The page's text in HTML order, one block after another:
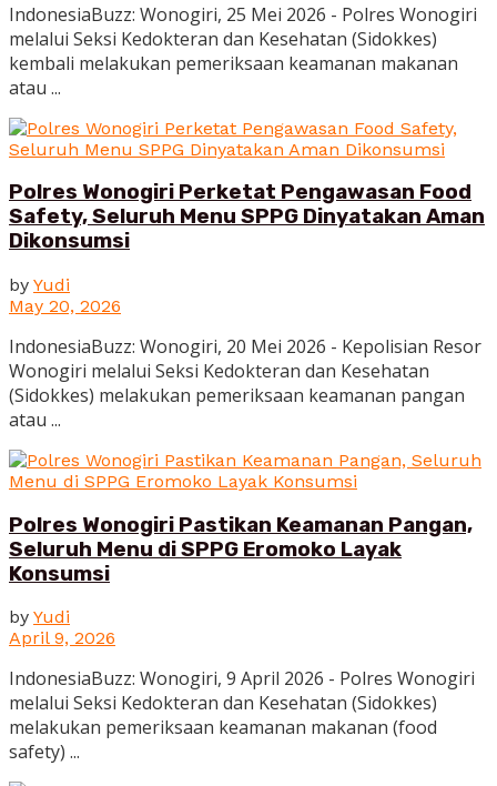
IndonesiaBuzz: Wonogiri, 25 Mei 2026 - Polres Wonogiri
melalui Seksi Kedokteran dan Kesehatan (Sidokkes)
kembali melakukan pemeriksaan keamanan makanan
atau ...
Polres Wonogiri Perketat Pengawasan Food
Safety, Seluruh Menu SPPG Dinyatakan Aman
Dikonsumsi
by Yudi
May 20, 2026
IndonesiaBuzz: Wonogiri, 20 Mei 2026 - Kepolisian Resor
Wonogiri melalui Seksi Kedokteran dan Kesehatan
(Sidokkes) melakukan pemeriksaan keamanan pangan
atau ...
Polres Wonogiri Pastikan Keamanan Pangan,
Seluruh Menu di SPPG Eromoko Layak
Konsumsi
by Yudi
April 9, 2026
IndonesiaBuzz: Wonogiri, 9 April 2026 - Polres Wonogiri
melalui Seksi Kedokteran dan Kesehatan (Sidokkes)
melakukan pemeriksaan keamanan makanan (food
safety) ...